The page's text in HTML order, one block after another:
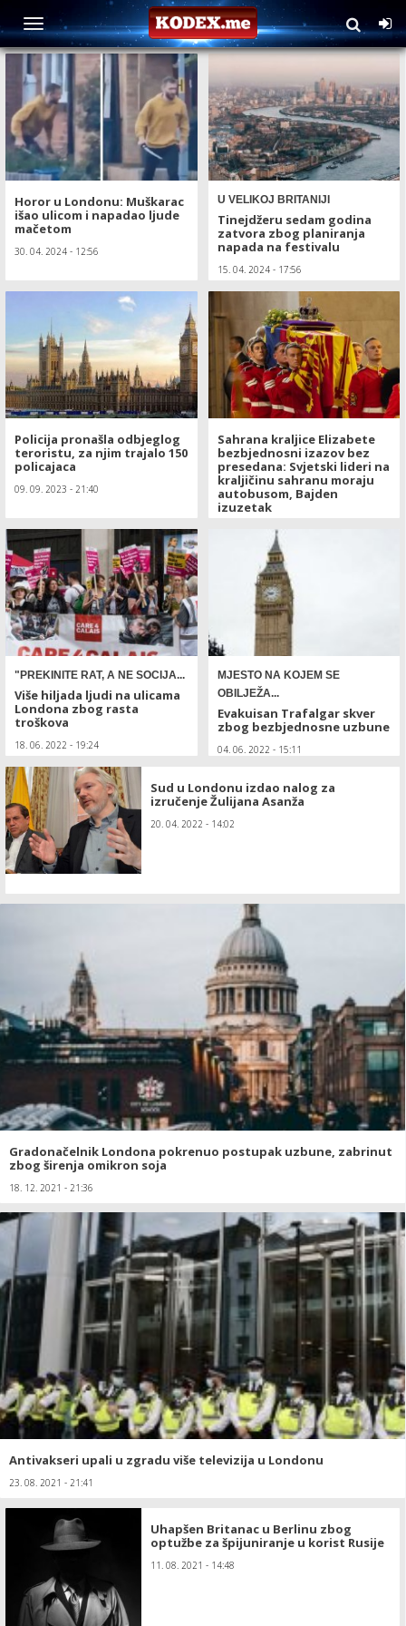
TAG: London
Horor u Londonu: Muškarac
išao ulicom i napadao ljude
mačetom
30. 04. 2024 - 12:56
U VELIKOJ BRITANIJI
Tinejdžeru sedam godina
zatvora zbog planiranja
napada na festivalu
15. 04. 2024 - 17:56
Policija pronašla odbjeglog
teroristu, za njim trajalo 150
policajaca
09. 09. 2023 - 21:40
Sahrana kraljice Elizabete
bezbjednosni izazov bez
presedana: Svjetski lideri na
kraljičinu sahranu moraju
autobusom, Bajden
izuzetak
18. 09. 2022 - 16:56
"PREKINITE RAT, A NE SOCIJA...
Više hiljada ljudi na ulicama
Londona zbog rasta
troškova
18. 06. 2022 - 19:24
MJESTO NA KOJEM SE
OBILJEŽA...
Evakuisan Trafalgar skver
zbog bezbjednosne uzbune
04. 06. 2022 - 15:11
Sud u Londonu izdao nalog za
izručenje Žulijana Asanža
20. 04. 2022 - 14:02
Gradonačelnik Londona pokrenuo postupak uzbune, zabrinut
zbog širenja omikron soja
18. 12. 2021 - 21:36
Antivakseri upali u zgradu više televizija u Londonu
23. 08. 2021 - 21:41
Uhapšen Britanac u Berlinu zbog
optužbe za špijuniranje u korist Rusije
11. 08. 2021 - 14:48